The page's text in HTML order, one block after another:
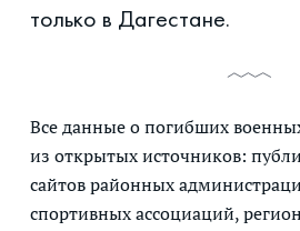
только в Дагестане.
Все данные о погибших
из открытых источников:
сайтов районных
спортивных ассоциаций,